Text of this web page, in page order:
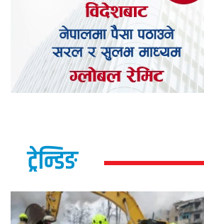
ट्रेन्डिङ